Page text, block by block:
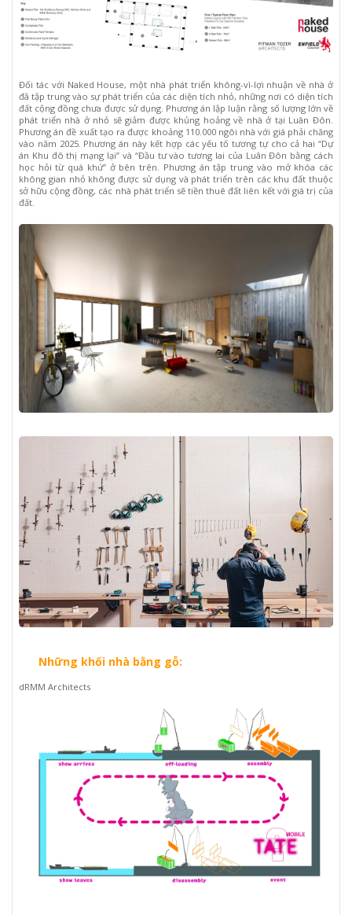
Đối tác với Naked House, một nhà phát triển không-vì-lợi nhuận về nhà ở
đã tập trung vào sự phát triển của các diện tích nhỏ, những nơi có diện tích
đất cộng đồng chưa được sử dụng. Phương án lập luận rằng số lượng lớn về
phát triển nhà ở nhỏ sẽ giảm được khủng hoảng về nhà ở tại Luân Đôn.
Phương án đề xuất tạo ra được khoảng 110.000 ngôi nhà với giá phải chăng
vào năm 2025. Phương án này kết hợp các yếu tố tương tự cho cả hai “Dự
án Khu đô thị mạng lại” và “Đầu tư vào tương lai của Luân Đôn bằng cách
học hỏi từ quá khứ” ở bên trên. Phương án tập trung vào mở khóa các
không gian nhỏ không được sử dụng và phát triển trên các khu đất thuộc
sở hữu cộng đồng, các nhà phát triển sẽ tiền thuê đất liên kết với giá trị của
đất.
Những khối nhà bằng gỗ:
dRMM Architects